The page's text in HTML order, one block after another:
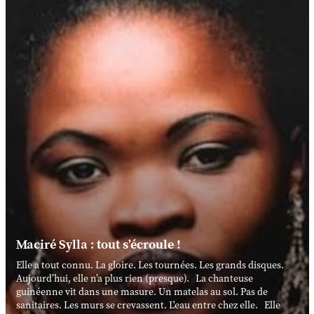
Maciré Sylla : tout s’écroule !
Elle a tout connu. La gloire. Les tournées. Les grands disques.
Aujourd’hui, elle n’a plus rien (presque). La chanteuse
guinéenne vit dans une masure. Un matelas au sol. Pas de
sanitaires. Les murs se crevassent. L'eau entre chez elle. Elle